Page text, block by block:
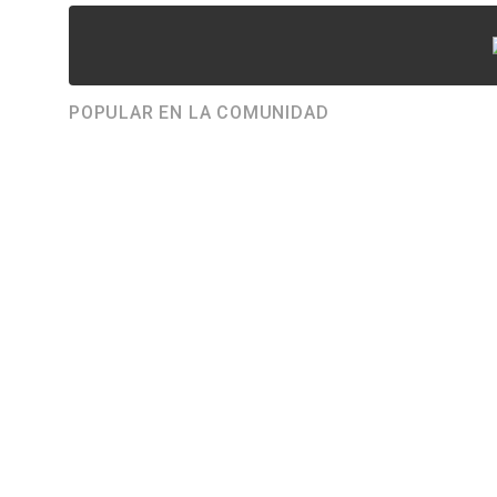
POPULAR EN LA COMUNIDAD